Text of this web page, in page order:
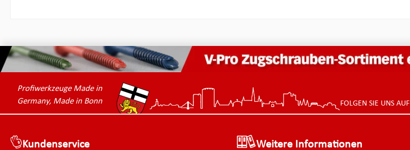
Profiwerkzeuge Made in
Germany, Made in Bonn
FOLGEN SIE UNS AUF
Kundenservice Weitere Informationen